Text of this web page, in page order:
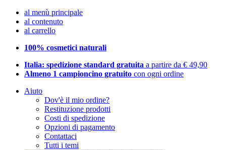
al menù principale
al contenuto
al carrello
100% cosmetici naturali
Italia: spedizione standard gratuita a partire da € 49,90
Almeno 1 campioncino gratuito con ogni ordine
Aiuto
Dov'è il mio ordine?
Restituzione prodotti
Costi di spedizione
Opzioni di pagamento
Contattaci
Tutti i temi